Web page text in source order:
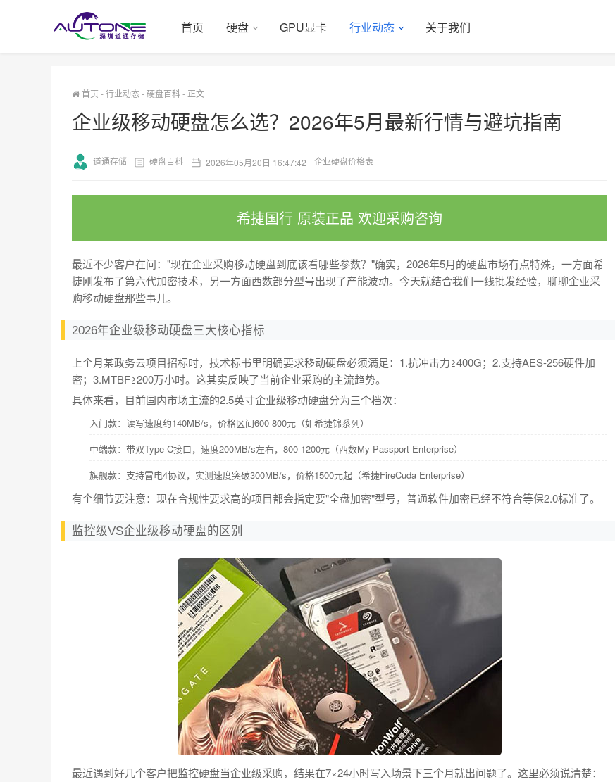
首页 硬盘 GPU显卡 行业动态 关于我们
首页 -行业动态-硬盘百科- 正文
企业级移动硬盘怎么选？2026年5月最新行情与避坑指南
道通存储 硬盘百科 2026年05月20日 16:47:42 企业硬盘价格表
希捷国行 原装正品 欢迎采购咨询
最近不少客户在问："现在企业采购移动硬盘到底该看哪些参数？"确实，2026年5月的硬盘市场有点特殊，一方面希
捷刚发布了第六代加密技术，另一方面西数部分型号出现了产能波动。今天就结合我们一线批发经验，聊聊企业采
购移动硬盘那些事儿。
2026年企业级移动硬盘三大核心指标
上个月某政务云项目招标时，技术标书里明确要求移动硬盘必须满足：1.抗冲击力≥400G；2.支持AES-256硬件加
密；3.MTBF≥200万小时。这其实反映了当前企业采购的主流趋势。
具体来看，目前国内市场主流的2.5英寸企业级移动硬盘分为三个档次：
入门款：读写速度约140MB/s，价格区间600-800元（如希捷锦系列）
中端款：带双Type-C接口，速度200MB/s左右，800-1200元（西数My Passport Enterprise）
旗舰款：支持雷电4协议，实测速度突破300MB/s，价格1500元起（希捷FireCuda Enterprise）
有个细节要注意：现在合规性要求高的项目都会指定要"全盘加密"型号，普通软件加密已经不符合等保2.0标准了。
监控级VS企业级移动硬盘的区别
最近遇到好几个客户把监控硬盘当企业级采购，结果在7×24小时写入场景下三个月就出问题了。这里必须说清楚：